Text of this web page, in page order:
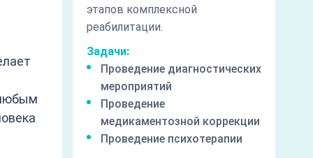
этапов комплексной
реабилитации.
Задачи:
Проведение диагностических
мероприятий
Проведение
медикаментозной коррекции
Проведение психотерапии